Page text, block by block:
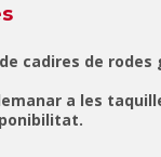
cadires de
a les